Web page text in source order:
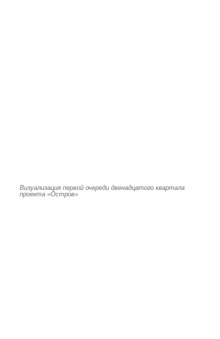
Визуализация первой очереди двенадцатого квартала
проекта «Остров»